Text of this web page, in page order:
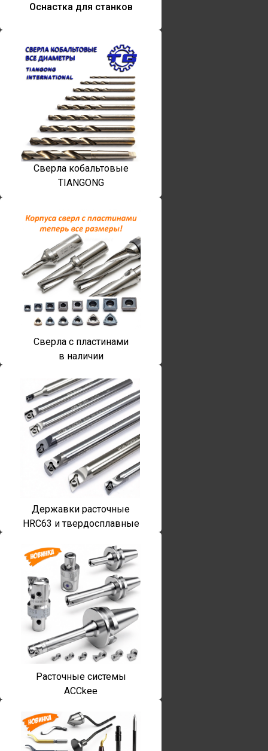
Оснастка для станков
Сверла кобальтовые
TIANGONG
Сверла с пластинами
в наличии
Державки расточные
HRC63 и твердосплавные
Расточные системы
ACCkee